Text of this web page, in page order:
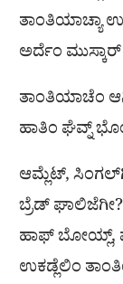
ತಾಂತಿಯಾಚ್ಯಾ
ಅರ್ದೆಂ
ತಾಂತಿಯಾಚೆಂ
ಹಾತಿಂ ಘೆವ್ನ್
ಆಮ್ಲೆಟ್,
ಬ್ರೆಡ್ ಘಾಲಿಜೆಗೀ?
ಹಾಫ್ ಬೋಯ್ಲ್,
ಉಕಡ್ಲೆಲಿಂ